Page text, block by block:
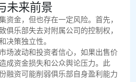
未来前景
资金，但也存在一定风险。首先，
俱乐部失去对附属公司的控制权，
决策独立性。
场波动和投资者信心，如果出售价
成资金损失和公众舆论压力。此
融资可能削弱俱乐部自身盈利能力